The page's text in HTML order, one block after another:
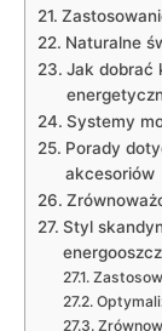
Naturalne
Jak dobrać
Systemy
Porady
akcesoriów
Styl